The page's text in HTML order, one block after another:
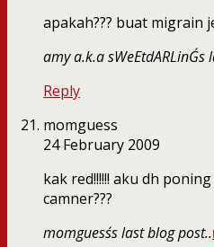
apakah??? buat migrain
amy a.k.a
Reply
momguess
24 February 2009
kak red!!!!!! aku dh
camner???
momguess´s last blog post..